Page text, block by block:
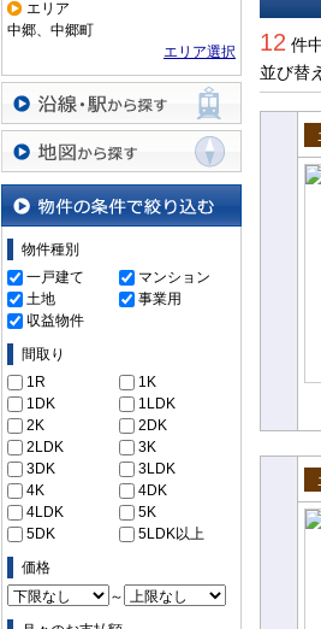
エリア
中郷、中郷町
エリア選択
沿線・駅から探す
地図から探す
物件の条件で絞り込む
物件種別
一戸建て
マンション
土地
事業用
収益物件
間取り
1R
1K
1DK
1LDK
2K
2DK
2LDK
3K
3DK
3LDK
4K
4DK
4LDK
5K
5DK
5LDK以上
価格
～
12 件
並び替